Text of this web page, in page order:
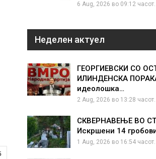
6 Aug, 2026 во 09:12 часот.
Неделен актуел
ГЕОРГИЕВСКИ СО
ИЛИНДЕНСКА
идеолошка…
2 Aug, 2026 во 13:28 часот.
СКВЕРНАВЕЊЕ ВО
Искршени 14
1 Aug, 2026 во 16:54 часот.